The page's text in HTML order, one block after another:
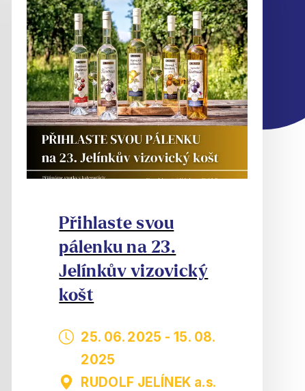
Přihlaste svou
pálenku na 23.
Jelínkův vizovický
košt
25. 06. 2025 -15. 08.
2025
RUDOLF JELÍNEK a.s.